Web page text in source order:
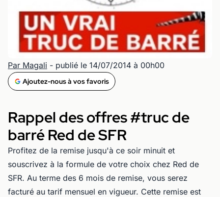
Par Magali - publié le 14/07/2014 à 00h00
Ajoutez-nous à vos favoris
Rappel des offres #truc de
barré Red de SFR
Profitez de la remise jusqu'à ce soir minuit et
souscrivez à la formule de votre choix chez Red de
SFR. Au terme des 6 mois de remise, vous serez
facturé au tarif mensuel en vigueur. Cette remise est